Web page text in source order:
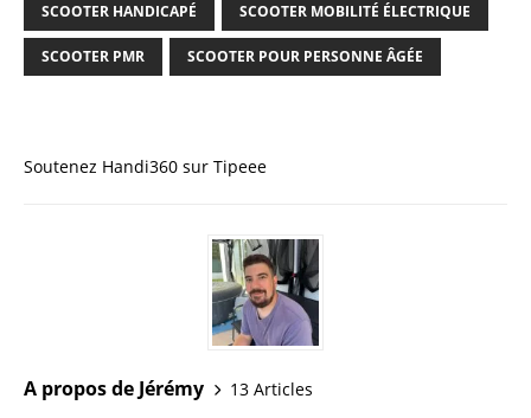
SCOOTER HANDICAPÉ SCOOTER MOBILITÉ ÉLECTRIQUE
SCOOTER PMR SCOOTER POUR PERSONNE ÂGÉE
Soutenez Handi360 sur Tipeee
A propos de Jérémy
13 Articles